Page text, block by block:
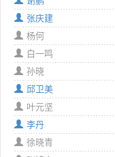
张庆建
杨何
白一鸣
孙晓
邱卫美
叶元坚
李丹
徐晓青